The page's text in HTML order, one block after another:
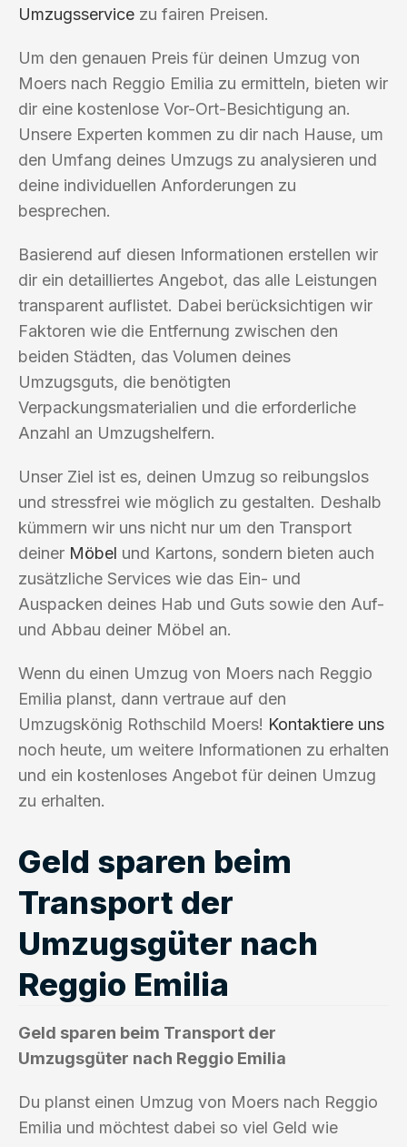
Umzugsservice zu fairen Preisen.
Um den genauen Preis für deinen Umzug von
Moers nach Reggio Emilia zu ermitteln, bieten wir
dir eine kostenlose Vor-Ort-Besichtigung an.
Unsere Experten kommen zu dir nach Hause, um
den Umfang deines Umzugs zu analysieren und
deine individuellen Anforderungen zu
besprechen.
Basierend auf diesen Informationen erstellen wir
dir ein detailliertes Angebot, das alle Leistungen
transparent auflistet. Dabei berücksichtigen wir
Faktoren wie die Entfernung zwischen den
beiden Städten, das Volumen deines
Umzugsguts, die benötigten
Verpackungsmaterialien und die erforderliche
Anzahl an Umzugshelfern.
Unser Ziel ist es, deinen Umzug so reibungslos
und stressfrei wie möglich zu gestalten. Deshalb
kümmern wir uns nicht nur um den Transport
deiner Möbel und Kartons, sondern bieten auch
zusätzliche Services wie das Ein- und
Auspacken deines Hab und Guts sowie den Auf-
und Abbau deiner Möbel an.
Wenn du einen Umzug von Moers nach Reggio
Emilia planst, dann vertraue auf den
Umzugskönig Rothschild Moers! Kontaktiere uns
noch heute, um weitere Informationen zu erhalten
und ein kostenloses Angebot für deinen Umzug
zu erhalten.
Geld sparen beim
Transport der
Umzugsgüter nach
Reggio Emilia
Geld sparen beim Transport der
Umzugsgüter nach Reggio Emilia
Du planst einen Umzug von Moers nach Reggio
Emilia und möchtest dabei so viel Geld wie